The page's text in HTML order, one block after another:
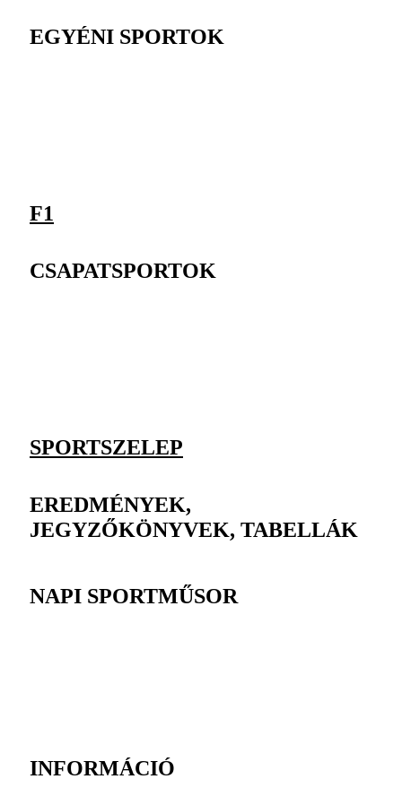
EGYÉNI SPORTOK
F1
CSAPATSPORTOK
SPORTSZELEP
EREDMÉNYEK,
JEGYZŐKÖNYVEK, TABELLÁK
NAPI SPORTMŰSOR
INFORMÁCIÓ